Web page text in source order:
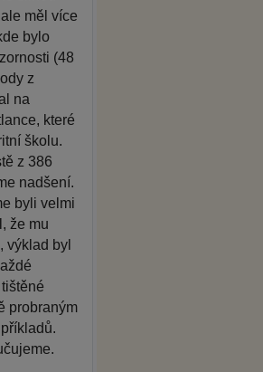
měl více
bylo
(48
z
na
které
školu.
z 386
nadšení.
byli velmi
že mu
výklad byl
probraným